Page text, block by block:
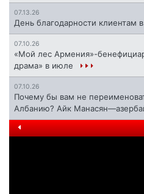
07.13.26
День благодарности клиентам
07.10.26
«Мой лес Армения»-
драма» в июле
07.10.26
Почему бы вам не
Албанию? Айк